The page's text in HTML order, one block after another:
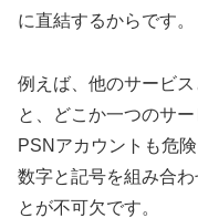
に直結するからです。
例えば、他のサービ
と、どこか一つのサ
PSNアカウントも危
数字と記号を組み合
とが不可欠です。